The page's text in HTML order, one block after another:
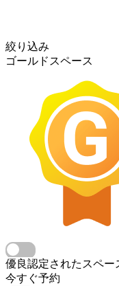
絞り込み
ゴールドスペース
優良認定されたスペー
今すぐ予約